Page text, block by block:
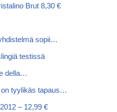
Brut 8,30 €
sopii…
testissä
della…
on tyylikäs tapaus…
– 12,99 €